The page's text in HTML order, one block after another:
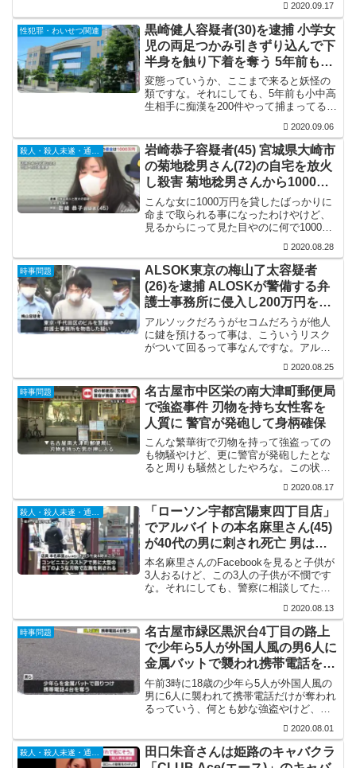
国津々浦々に高画質の防犯カメラを設置
した方が犯人逮捕に役立つと思ってるん
で、是非ともその方向で防...
2020.09.17
性犯罪・わいせつ関連
黒崎健人容疑者(30)を逮捕 小学女
児の両足つかみ引きずり込んで下
半身を触り下着を奪う 5年前も痴
漢200件で逮捕されている
変態っていうか、ここまで来ると妖怪の
類ですな。それにしても、5年前も小中高
生相手に痴漢を200件やって捕まってるの
犯罪者、特に未成年相手の性犯罪者の再
犯率は8割を超えてるわけで、こういうの
はGPSを埋め込...
2020.09.06
岩崎恭子容疑者(45) 宮城県大崎市
の菊地稔男さん(72)の自宅を放火
し殺害 菊地稔男さんから1000万
円の借金
こんな女に1000万円を貸したばっかりに
命まで取られる事になったわけやけど、
見るからにって見た目やのに何で1000万
に上手く付け入ったんやろうけど、最初
から返すつもりもなく根こそぎ搾り取っ
て殺すつもりやっ...
2020.08.28
時事問題
ALSOK東京の梅山了太容疑者
(26)を逮捕 ALOSKが警備する弁
護士事務所に侵入し200万円を盗
む FacebookとTwitter特定
アルソックだろうがセコムだろうが他人
に鍵を預けるって事は、こういうリスク
がついて回るって事なんですな。アルソ
ういうのがおるやろうし、半グレがやっ
てる警備会社もあるわけで、警備会社や
からって全面的に信用した...
2020.08.25
時事問題
名古屋市中区栄の南大津町郵便局
で強盗事件 刃物を持ち女性客を
人質に 警官が発砲して身柄確保
こんな繁華街で刃物を持って強盗っての
も物騒やけど、更に警官が発砲したとな
ると周りも騒然としたやろな。この状況
れにしても、日本の強盗の成功率はほぼ
0%やのに何でやるんやろね。強盗は窃盗
よりも罪が重いし、初犯...
2020.08.17
「ローソン宇都宮陽東四丁目店」
でアルバイトの本名麻里さん(45)
が40代の男に刺され死亡 男は自
殺 事件前に警察に相談
本名麻里さんのFacebookを見ると子供が
3人おるけど、この3人の子供が不憫です
な。それにしても、警察に相談してたぐ
ど、40代で何を拗らせたらこうなるんや
ろな。しかも自殺。遺族は怒りをぶつけ
る相手もおら...
2020.08.13
時事問題
名古屋市緑区黒沢台4丁目の路上
で少年ら5人が外国人風の男6人に
金属バットで襲われ携帯電話を奪
われる
午前3時に18歳の少年ら5人が外国人風の
男に6人に襲われて携帯電話だけが奪われ
るっていう、何とも妙な強盗やけど、仲
もどっちな感じなんやろね。それにして
も、6人で囲んで携帯電話だけ盗んでどう
するんやろな。オ...
2020.08.01
殺人・殺人未遂・通り魔
田口朱音さんは姫路のキャバクラ